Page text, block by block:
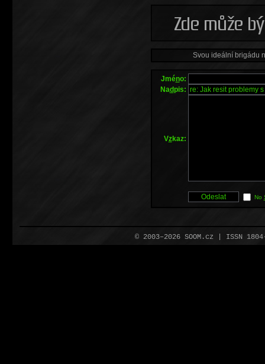
Svou ideální brigádu
Jméno:
Nadpis:
Vzkaz:
No
© 2003–2026 SOOM.cz | ISSN